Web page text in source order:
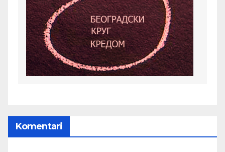
Komentari